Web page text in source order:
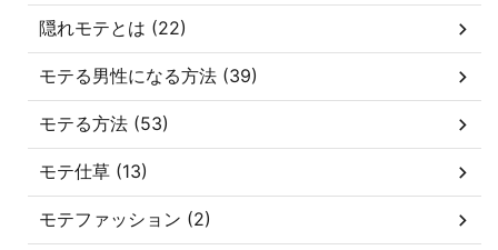
隠れモテとは (22)
モテる男性になる方法 (39)
モテる方法 (53)
モテ仕草 (13)
モテファッション (2)